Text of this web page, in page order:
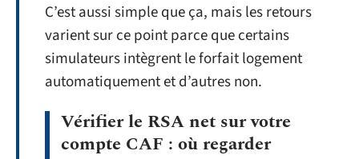
C’est aussi simple que ça, mais les retours
varient sur ce point parce que certains
simulateurs intègrent le forfait logement
automatiquement et d’autres non.
Vérifier le RSA net sur votre
compte CAF : où regarder